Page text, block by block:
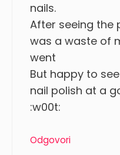
nails.
After seeing the
was a waste of
went
But happy to
nail polish at a
:w00t:
Odgovori